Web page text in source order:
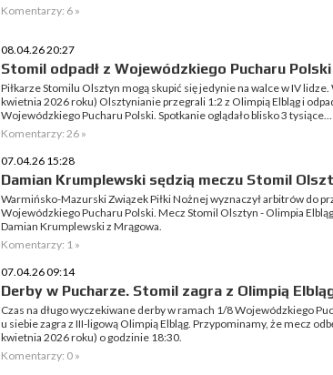
Komentarzy: 6 »
08.04.26 20:27
Stomil odpadł z Wojewódzkiego Pucharu Polski
Piłkarze Stomilu Olsztyn mogą skupić się jedynie na walce w IV
kwietnia 2026 roku) Olsztynianie przegrali 1:2 z Olimpią Elbląg i
Wojewódzkiego Pucharu Polski. Spotkanie oglądało blisko 3 tysiące...
Komentarzy: 26 »
07.04.26 15:28
Damian Krumplewski sędzią meczu Stomil
Warmińsko-Mazurski Związek Piłki Nożnej wyznaczył arbitrów do
Wojewódzkiego Pucharu Polski. Mecz Stomil Olsztyn - Olimpia
Damian Krumplewski z Mrągowa.
Komentarzy: 1 »
07.04.26 09:14
Derby w Pucharze. Stomil zagra z Olimpią
Czas na długo wyczekiwane derby w ramach 1/8 Wojewódzkiego
u siebie zagra z III-ligową Olimpią Elbląg. Przypominamy, że mecz
kwietnia 2026 roku) o godzinie 18:30.
Komentarzy: 0 »